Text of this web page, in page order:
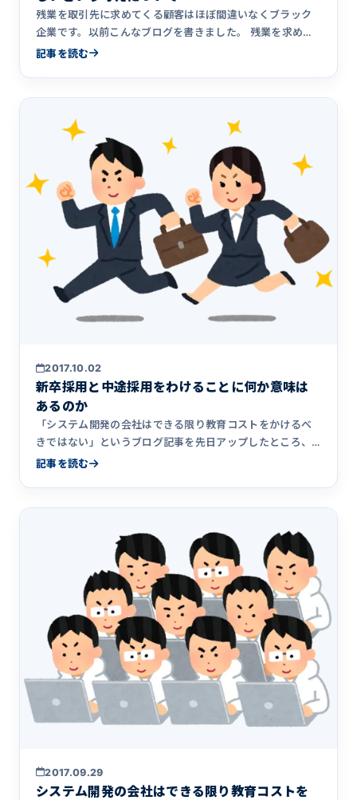
残業を取引先に求めてくる顧客はほぼ間違いなくブラック
企業です。以前こんなブログを書きました。 残業を求めて
くる顧客はブラ&hellip;
記事を読む
2017.10.02
新卒採用と中途採用をわけることに何か意味は
あるのか
「システム開発の会社はできる限り教育コストをかけるべ
きではない」というブログ記事を先日アップしたところ、
賛否両論様々なご&hellip;
記事を読む
2017.09.29
システム開発の会社はできる限り教育コストを